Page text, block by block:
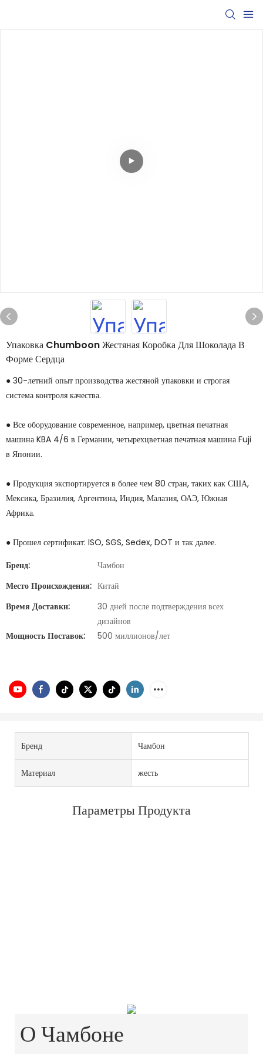
Упаковка Chumboon Жестяная Коробка Для Шоколада В
Форме Сердца
● 30-летний опыт производства жестяной упаковки и строгая
система контроля качества.
● Все оборудование современное, например, цветная печатная
машина KBA 4/6 в Германии, четырехцветная печатная машина Fuji
в Японии.
● Продукция экспортируется в более чем 80 стран, таких как США,
Мексика, Бразилия, Аргентина, Индия, Малазия, ОАЭ, Южная
Африка.
● Прошел сертификат: ISO, SGS, Sedex, DOT и так далее.
Бренд:
Чамбон
Место Происхождения: Китай
Время Доставки:
30 дней после подтверждения всех
дизайнов
Мощность Поставок:
500 миллионов/лет
Бренд Чамбон
Материал жесть
Параметры Продукта
О Чамбоне